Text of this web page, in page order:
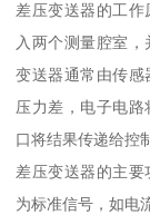
差压变送器的工作
入两个测量腔室
变送器通常由传
压力差，电子电
口将结果传递给控
差压变送器的主
为标准信号，如电